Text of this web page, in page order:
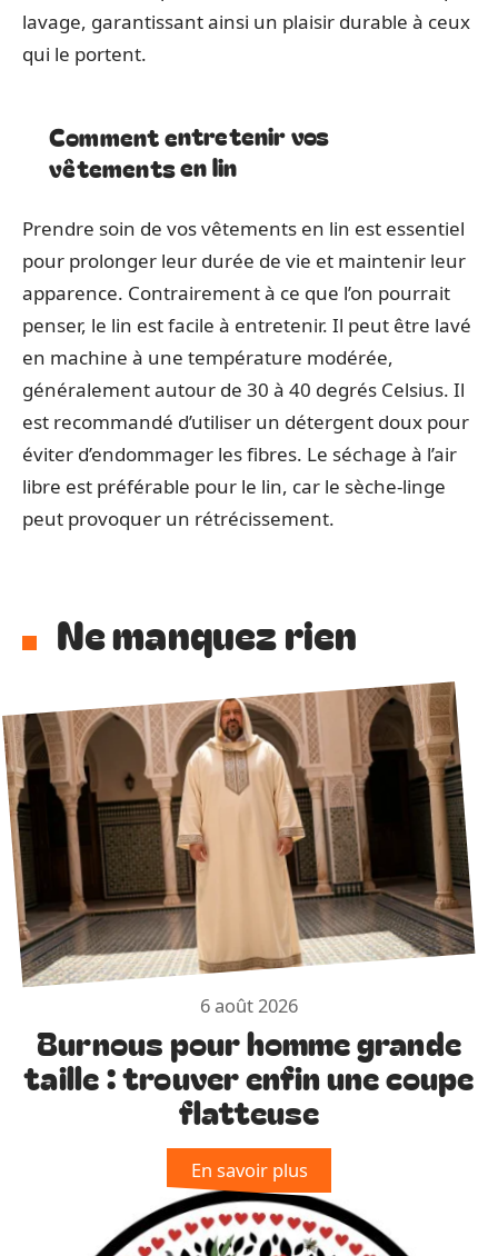
lavage, garantissant ainsi un plaisir durable à ceux
qui le portent.
Comment entretenir vos
vêtements en lin
Prendre soin de vos vêtements en lin est essentiel
pour prolonger leur durée de vie et maintenir leur
apparence. Contrairement à ce que l’on pourrait
penser, le lin est facile à entretenir. Il peut être lavé
en machine à une température modérée,
généralement autour de 30 à 40 degrés Celsius. Il
est recommandé d’utiliser un détergent doux pour
éviter d’endommager les fibres. Le séchage à l’air
libre est préférable pour le lin, car le sèche-linge
peut provoquer un rétrécissement.
Ne manquez rien
6 août 2026
Burnous pour homme grande
taille : trouver enfin une coupe
flatteuse
En savoir plus